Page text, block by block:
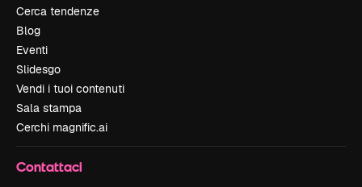
Cerca tendenze
Blog
Eventi
Slidesgo
Vendi i tuoi contenuti
Sala stampa
Cerchi magnific.ai
Contattaci